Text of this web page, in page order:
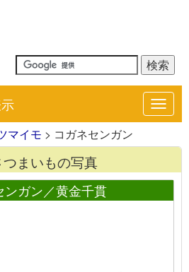
マイモ > コガネセンガン
つまいもの写真
ンガン／黄金千貫